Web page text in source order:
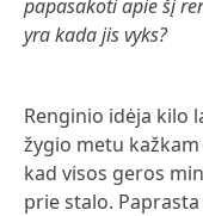
papasakoti apie šį
yra kada jis vyks?
Renginio idėja kilo
žygio metu
kad visos geros
prie stalo.